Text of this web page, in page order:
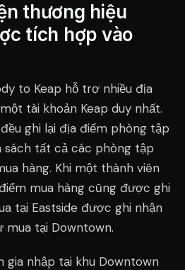
thương hiệu
tích hợp vào
to Keap hỗ trợ nhiều địa
tài khoản Keap duy nhất.
ghi lại địa điểm phòng tập
sách tất cả các phòng tập
hàng. Khi một thành viên
mua hàng cũng được ghi
tại Eastside được ghi nhận
tại Downtown.
gia nhập tại khu Downtown